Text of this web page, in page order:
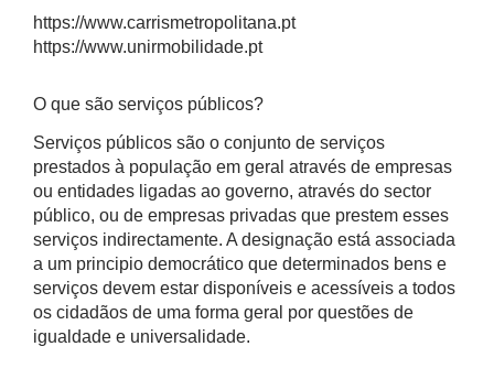
https://www.carrismetropolitana.pt
https://www.unirmobilidade.pt
O que são serviços públicos?
Serviços públicos são o conjunto de serviços
prestados à população em geral através de empresas
ou entidades ligadas ao governo, através do sector
público, ou de empresas privadas que prestem esses
serviços indirectamente. A designação está associada
a um principio democrático que determinados bens e
serviços devem estar disponíveis e acessíveis a todos
os cidadãos de uma forma geral por questões de
igualdade e universalidade.